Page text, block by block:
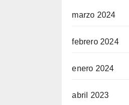
marzo 2024
febrero 2024
enero 2024
abril 2023